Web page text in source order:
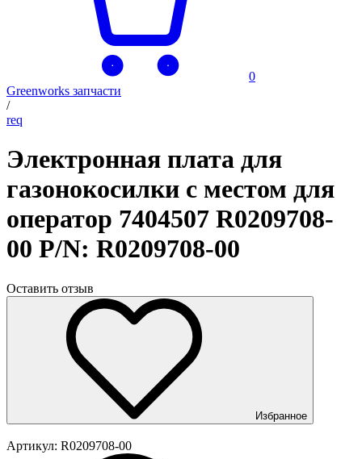
0
Greenworks запчасти
/
req
Электронная плата для
газонокосилки с местом для
оператор 7404507 R0209708-
00 P/N: R0209708-00
Оставить отзыв
Избранное
Артикул: R0209708-00